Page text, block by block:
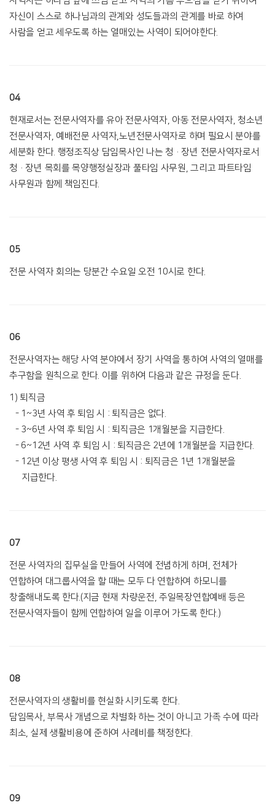
자신이 스스로 하나님과의 관계와 성도들과의 관계를 바로 하여
사람을 얻고 세우도록 하는 열매있는 사역이 되어야한다.
04
현재로서는 전문사역자를 유아 전문사역자, 아동 전문사역자, 청소년
전문사역자, 예배전문 사역자,노년전문사역자로 하며 필요시 분야를
세분화 한다. 행정조직상 담임목사인 나는 청·장년 전문사역자로서
청·장년 목회를 목양행정실장과 풀타임 사무원, 그리고 파트타임
사무원과 함께 책임진다.
05
전문 사역자 회의는 당분간 수요일 오전 10시로 한다.
06
전문사역자는 해당 사역 분야에서 장기 사역을 통하여 사역의 열매를
추구함을 원칙으로 한다. 이를 위하여 다음과 같은 규정을 둔다.
1) 퇴직금
- 1~3년 사역 후 퇴임 시 : 퇴직금은 없다.
- 3~6년 사역 후 퇴임 시 : 퇴직금은 1개월분을 지급한다.
- 6~12년 사역 후 퇴임 시 : 퇴직금은 2년에 1개월분을 지급한다.
- 12년 이상 평생 사역 후 퇴임 시 : 퇴직금은 1년 1개월분을
지급한다.
07
전문 사역자의 집무실을 만들어 사역에 전념하게 하며, 전체가
연합하여 대그룹사역을 할 때는 모두 다 연합하여 하모니를
창출해내도록 한다.(지금 현재 차량운전, 주일목장연합예배 등은
전문사역자들이 함께 연합하여 일을 이루어 가도록 한다.)
08
전문사역자의 생활비를 현실화 시키도록 한다.
담임목사, 부목사 개념으로 차별화 하는 것이 아니고 가족 수에 따라
최소, 실제 생활비용에 준하여 사례비를 책정한다.
09